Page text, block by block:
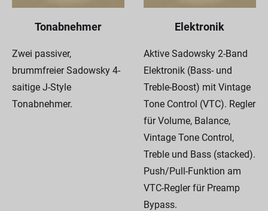
Tonabnehmer
Zwei passiver,
brummfreier Sadowsky 4-
saitige J-Style
Tonabnehmer.
Elektronik
Aktive Sadowsky 2-Band
Elektronik (Bass- und
Treble-Boost) mit Vintage
Tone Control (VTC). Regler
für Volume, Balance,
Vintage Tone Control,
Treble und Bass (stacked).
Push/Pull-Funktion am
VTC-Regler für Preamp
Bypass.